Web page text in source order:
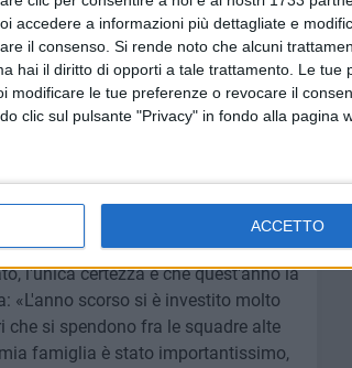
accedere a informazioni più dettagliate e
il consenso. Si rende noto che alcuni
hai il diritto di opporti a tale trattamento. Le tue
modificare le tue preferenze o revocare il
clic sul pulsante "Privacy" in fondo alla pagina
ACCETTO
registrate finora sugli spalti
gruppi organizzati sono governati
si può tornare a vivere io ne
porto la mia voce. Rispetto,
abbiamo dei tifosi importanti che
più pubblico, poi certamente
è andare contro il green pass; una
Abbonamenti? Li faremo
l'unica certezza è che quest'anno la
«L'anno scorso si è investito molto
che si spendono fra le squadre alte
famiglia è stato importantissimo,